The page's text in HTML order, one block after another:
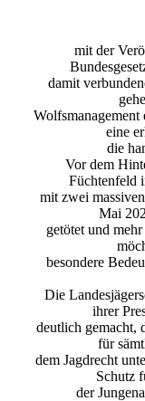
mit der
damit
Wolfsmanagement
eine
die
Vor dem
Füchtenfeld
mit zwei
Mai
getötet und
besondere
Die
ihrer
deutlich gemacht,
für
dem Jagdrecht
Schutz
der